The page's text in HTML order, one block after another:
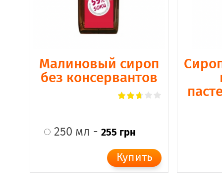
Малиновый сироп
без консервантов
250 мл - 255 грн